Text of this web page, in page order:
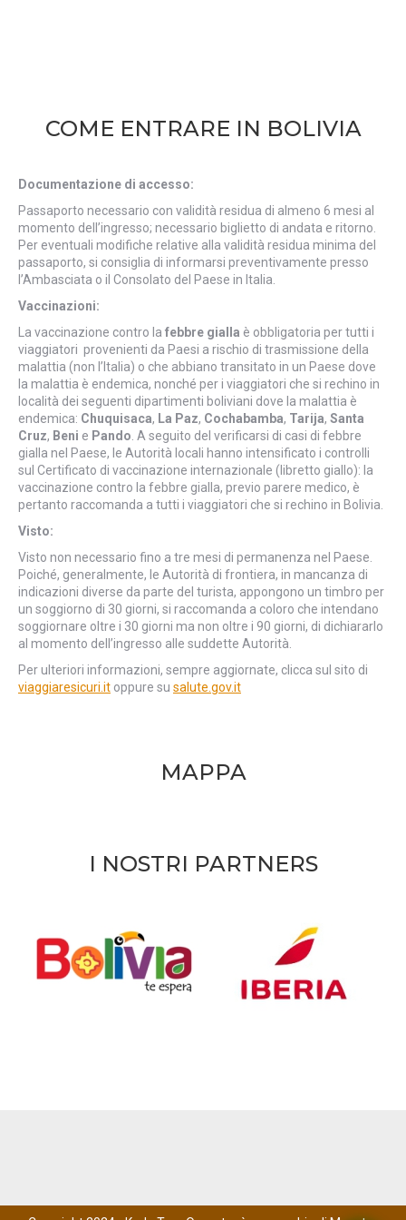
COME ENTRARE IN BOLIVIA
Documentazione di accesso:
Passaporto necessario con validità residua di almeno 6 mesi al
momento dell’ingresso; necessario biglietto di andata e ritorno.
Per eventuali modifiche relative alla validità residua minima del
passaporto, si consiglia di informarsi preventivamente presso
l’Ambasciata o il Consolato del Paese in Italia.
Vaccinazioni:
La vaccinazione contro la febbre gialla è obbligatoria per tutti i
viaggiatori provenienti da Paesi a rischio di trasmissione della
malattia (non l’Italia) o che abbiano transitato in un Paese dove
la malattia è endemica, nonché per i viaggiatori che si rechino in
località dei seguenti dipartimenti boliviani dove la malattia è
endemica: Chuquisaca, La Paz, Cochabamba, Tarija, Santa
Cruz, Beni e Pando . A seguito del verificarsi di casi di febbre
gialla nel Paese, le Autorità locali hanno intensificato i controlli
sul Certificato di vaccinazione internazionale (libretto giallo): la
vaccinazione contro la febbre gialla, previo parere medico, è
pertanto raccomanda a tutti i viaggiatori che si rechino in Bolivia.
Visto:
Visto non necessario fino a tre mesi di permanenza nel Paese.
Poiché, generalmente, le Autorità di frontiera, in mancanza di
indicazioni diverse da parte del turista, appongono un timbro per
un soggiorno di 30 giorni, si raccomanda a coloro che intendano
soggiornare oltre i 30 giorni ma non oltre i 90 giorni, di dichiararlo
al momento dell’ingresso alle suddette Autorità.
Per ulteriori informazioni, sempre aggiornate, clicca sul sito di
viaggiaresicuri.it oppure su salute.gov.it
MAPPA
I NOSTRI PARTNERS